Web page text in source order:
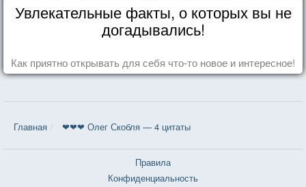
Увлекательные факты, о которых вы не
догадывались!
Как приятно открывать для себя что-то новое и интересное!
Главная ❤❤❤ Олег Скобля — 4 цитаты
Правила
Конфиденциальность